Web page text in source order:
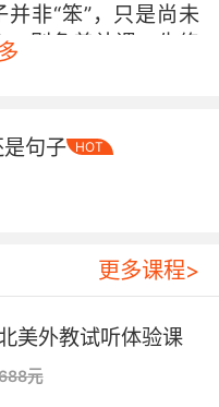
非“笨”，只是尚未
别急着补课，先修
家长的第一反应常
信心和兴趣。一个
子，即使坐在补习
议先做一件事：暂
度一段轻松的英语
英文绘本，用有趣
他记忆中“英语很有
新闪烁光芒时，补
步走，重建学习之
循序渐进地推进。
句子 HOT
更多课程>
美外教试听体验课
元